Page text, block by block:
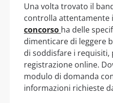
Una volta trovato il
controlla attentamente
concorso ha delle
dimenticare di leggere
di soddisfare i
registrazione online.
modulo di domanda
informazioni richieste